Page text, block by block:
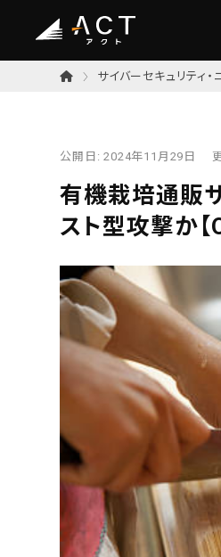
サイバーセキュリティ・
公開日:2024年11月29日
有機栽培通販
スト型攻撃か【